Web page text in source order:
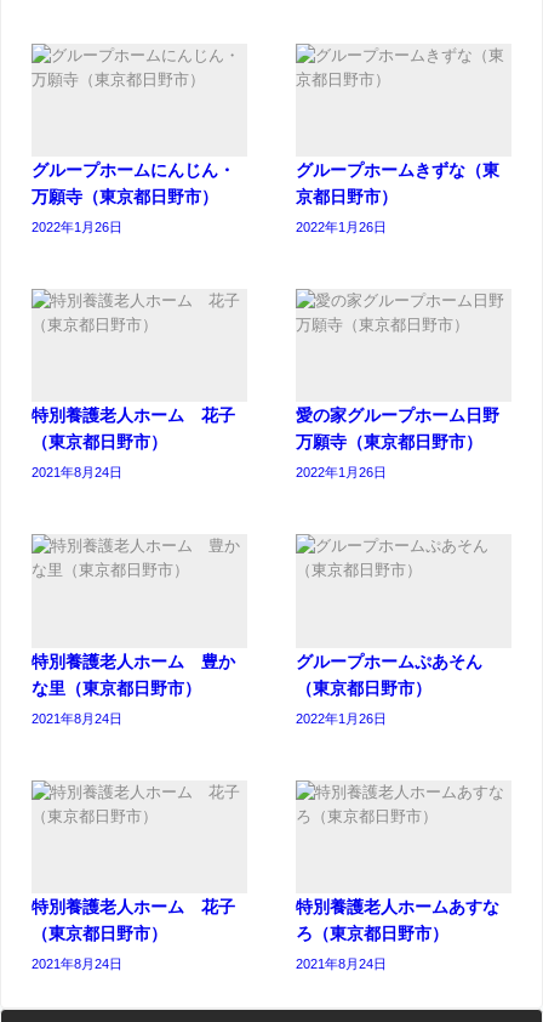
グループホームにんじん・
万願寺（東京都日野市）
2022年1月26日
グループホームきずな（東
京都日野市）
2022年1月26日
特別養護老人ホーム 花子
（東京都日野市）
2021年8月24日
愛の家グループホーム日野
万願寺（東京都日野市）
2022年1月26日
特別養護老人ホーム 豊か
な里（東京都日野市）
2021年8月24日
グループホームぷあそん
（東京都日野市）
2022年1月26日
特別養護老人ホーム 花子
（東京都日野市）
2021年8月24日
特別養護老人ホームあすな
ろ（東京都日野市）
2021年8月24日